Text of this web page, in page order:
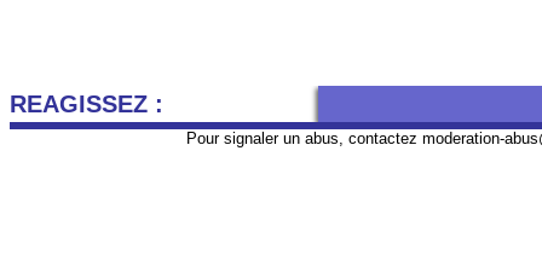
REAGISSEZ :
Pour signaler un abus, contactez moderation-